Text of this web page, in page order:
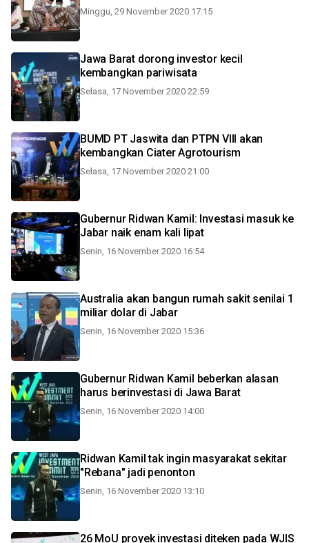
Minggu, 29 November 2020 17:15
Jawa Barat dorong investor kecil
kembangkan pariwisata
Selasa, 17 November 2020 22:59
BUMD PT Jaswita dan PTPN VIII akan
kembangkan Ciater Agrotourism
Selasa, 17 November 2020 21:00
Gubernur Ridwan Kamil: Investasi masuk ke
Jabar naik enam kali lipat
Senin, 16 November 2020 16:54
Australia akan bangun rumah sakit senilai 1
miliar dolar di Jabar
Senin, 16 November 2020 15:36
Gubernur Ridwan Kamil beberkan alasan
harus berinvestasi di Jawa Barat
Senin, 16 November 2020 14:00
Ridwan Kamil tak ingin masyarakat sekitar
"Rebana" jadi penonton
Senin, 16 November 2020 13:10
26 MoU proyek investasi diteken pada WJIS